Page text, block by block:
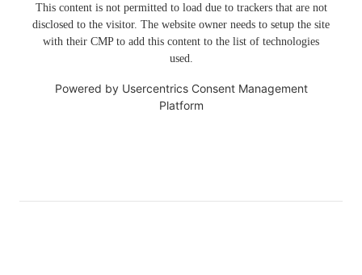
This content is not permitted to load due to trackers that are not
disclosed to the visitor. The website owner needs to setup the site
with their CMP to add this content to the list of technologies
used.
Powered by Usercentrics Consent Management
Platform